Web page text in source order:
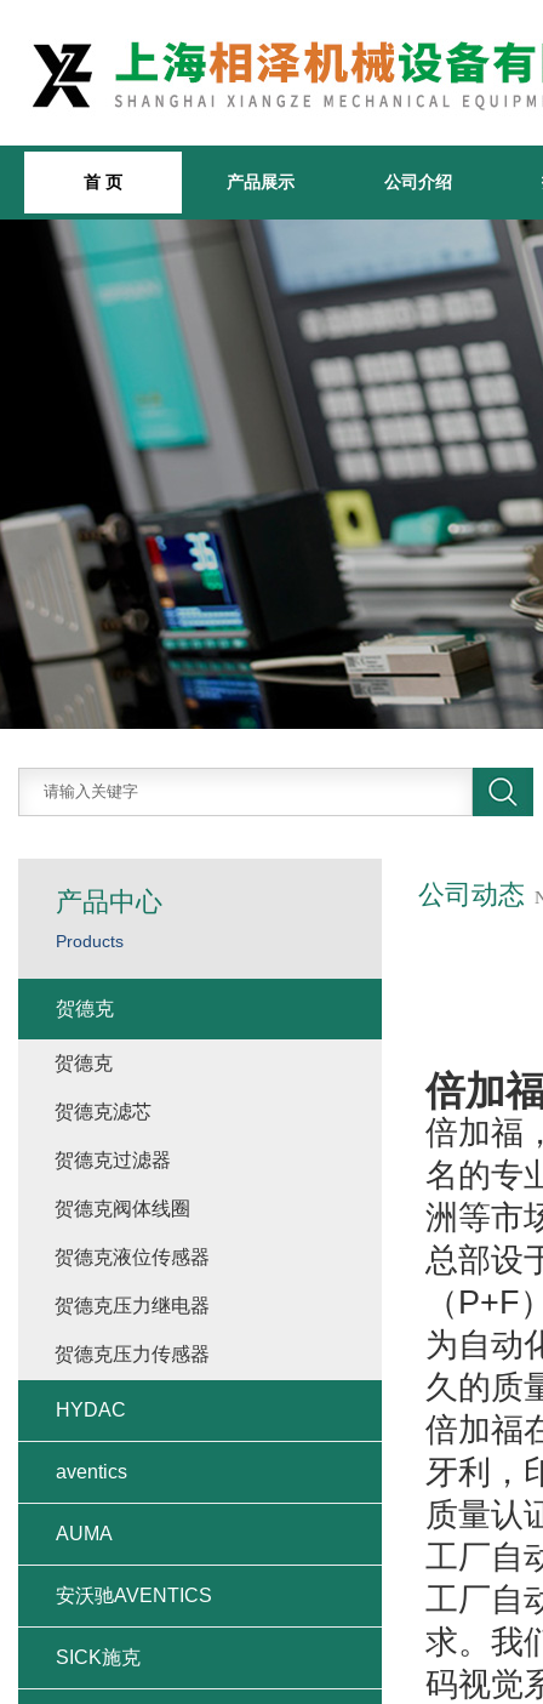
首 页 产品展示 公司介绍
公司动态
倍加
倍加福
名的专
洲等市
总部设
（
为自动
久的质
倍加福
牙利，
质量认
工厂自
工厂自
求。我
码视觉
产品中心
Products
贺德克
贺德克
贺德克滤芯
贺德克过滤器
贺德克阀体线圈
贺德克液位传感器
贺德克压力继电器
贺德克压力传感器
HYDAC
aventics
AUMA
安沃驰AVENTICS
SICK施克